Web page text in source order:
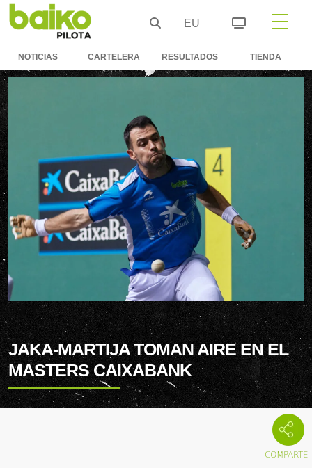
EU
NOTICIAS CARTELERA RESULTADOS TIENDA
JAKA-MARTIJA TOMAN AIRE EN EL
MASTERS CAIXABANK